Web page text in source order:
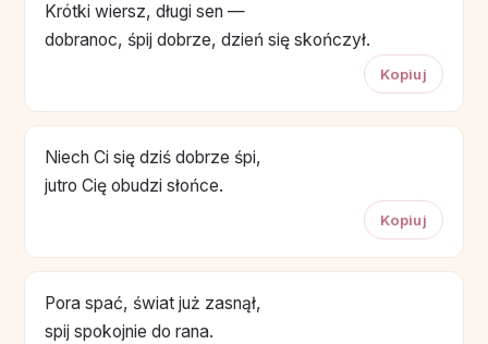
Krótki wiersz, długi sen —
dobranoc, śpij dobrze, dzień się skończył.
Kopiuj
Niech Ci się dziś dobrze śpi,
jutro Cię obudzi słońce.
Kopiuj
Pora spać, świat już zasnął,
spij spokojnie do rana.